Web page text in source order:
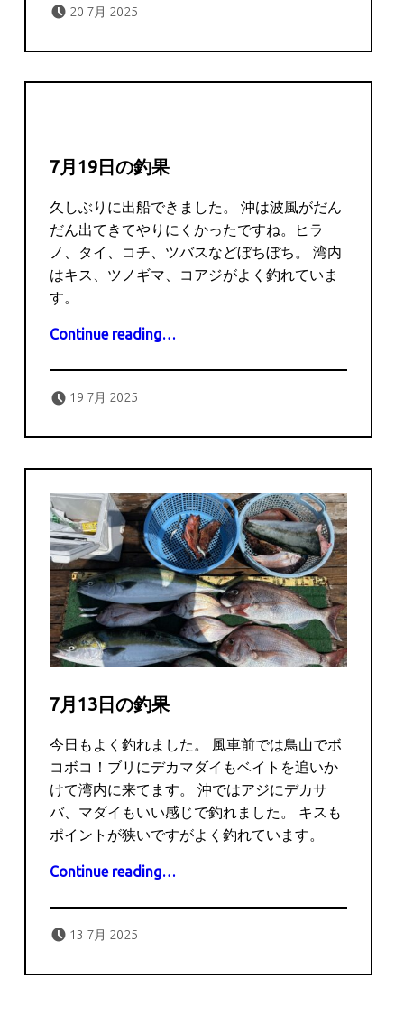
20 7月 2025
7月19日の釣果
久しぶりに出船できました。 沖は波風がだん
だん出てきてやりにくかったですね。ヒラ
ノ、タイ、コチ、ツバスなどぼちぼち。 湾内
はキス、ツノギマ、コアジがよく釣れていま
す。
Continue reading“7月19日の釣果”
…
19 7月 2025
7月13日の釣果
今日もよく釣れました。 風車前では鳥山でボ
コボコ！ブリにデカマダイもベイトを追いか
けて湾内に来てます。 沖ではアジにデカサ
バ、マダイもいい感じで釣れました。 キスも
ポイントが狭いですがよく釣れています。
Continue reading“7月13日の釣果”
…
13 7月 2025